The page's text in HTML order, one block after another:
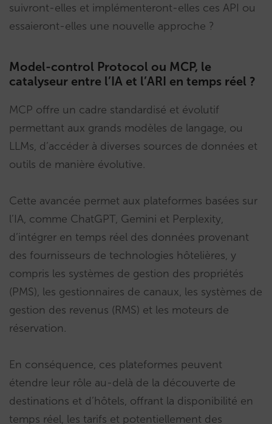
suivront-elles et implémenteront-elles ces API ou
essaieront-elles une nouvelle approche ?
Model-control Protocol ou MCP, le
catalyseur entre l’IA et l’ARI en temps réel ?
MCP offre un cadre standardisé et évolutif
permettant aux grands modèles de langage, ou
LLMs, d’accéder à diverses sources de données et
outils de manière évolutive.
Cette avancée permet aux plateformes basées sur
l’IA, comme ChatGPT, Gemini et Perplexity,
d’intégrer en temps réel des données provenant
des fournisseurs de technologies hôtelières, y
compris les systèmes de gestion des propriétés
(PMS), les gestionnaires de canaux, les systèmes de
gestion des revenus (RMS) et les moteurs de
réservation.
En conséquence, ces plateformes peuvent
étendre leur rôle au-delà de la découverte de
destinations et d’hôtels, offrant la disponibilité en
temps réel, les tarifs et potentiellement des